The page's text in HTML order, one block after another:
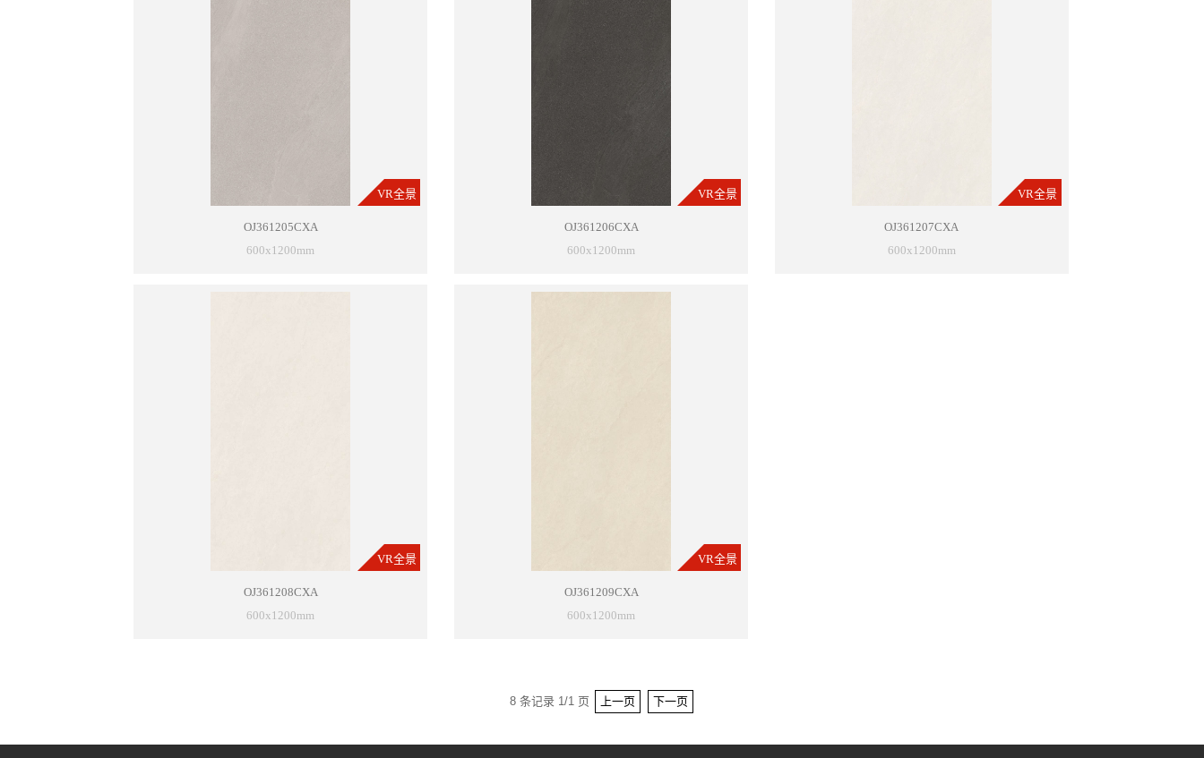
VR全景
OJ361205CXA
600x1200mm
VR全景
OJ361206CXA
600x1200mm
VR全景
OJ361207CXA
600x1200mm
VR全景
OJ361208CXA
600x1200mm
VR全景
OJ361209CXA
600x1200mm
8 条记录 1/1 页 上一页 下一页